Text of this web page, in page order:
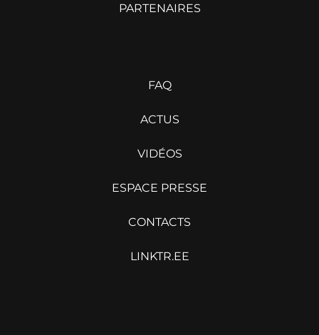
PARTENAIRES
FAQ
ACTUS
VIDÉOS
ESPACE PRESSE
CONTACTS
LINKTR.EE